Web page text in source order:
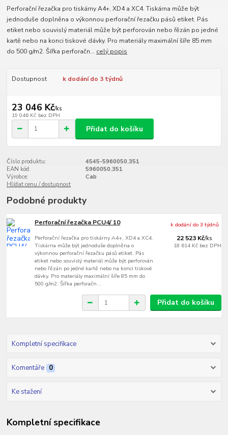
Perforační řezačka pro tiskárny A4+, XD4 a XC4. Tiskárna může být
jednoduše doplněna o výkonnou perforační řezačku pásů etiket. Pás
etiket nebo souvislý materiál může být perforován nebo řězán po jedné
kartě nebo na konci tiskové dávky. Pro materiály maximální šíře 85 mm
do 500 g/m2. Šířka perforačn... celý popis
Dostupnost k dodání do 3 týdnů
23 046 Kč/ks
19 046 Kč bez DPH
Přidat do košíku
Číslo produktu:
4545-5960050.351
EAN kód:
5960050.351
Výrobce:
Cab
Hlídat cenu / dostupnost
Podobné produkty
Perforační řezačka PCU4/ 10
Perforační řezačka pro tiskárny A4+, XD4 a XC4.
Tiskárna může být jednoduše doplněna o
výkonnou perforační řezačku pásů etiket. Pás
etiket nebo souvislý materiál může být perforován
nebo řězán po jedné kartě nebo na konci tiskové
dávky. Pro materiály maximální šíře 85 mm do
500 g/m2. Šířka perforačn...
22 523 Kč/ks
18 614 Kč bez DPH
k dodání do 3 týdnů
Přidat do košíku
Kompletní specifikace
Komentáře 0
Ke stažení
Kompletní specifikace